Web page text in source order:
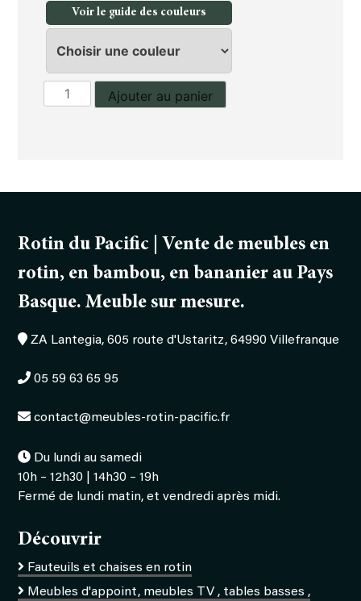
Voir le guide des couleurs
quantité
de
Ajouter au panier
Rotin du Pacific | Vente de meubles en
rotin, en bambou, en bananier au Pays
Basque. Meuble sur mesure.
ZA Lantegia, 605 route d'Ustaritz, 64990 Villefranque
05 59 63 65 95
contact@meubles-rotin-pacific.fr
Du lundi au samedi
10h – 12h30 | 14h30 – 19h
Fermé de lundi matin, et vendredi après midi.
Découvrir
Fauteuils et chaises en rotin
Meubles d'appoint, meubles TV , tables basses ,